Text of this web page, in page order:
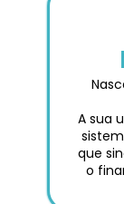
A sua
que
o